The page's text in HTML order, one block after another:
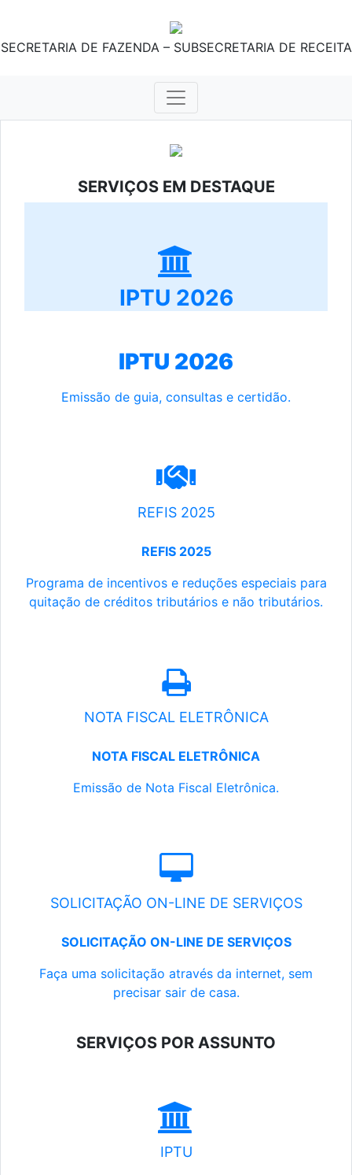
SECRETARIA DE FAZENDA – SUBSECRETARIA DE RECEITA
SERVIÇOS EM DESTAQUE
IPTU 2026
IPTU 2026
Emissão de guia, consultas e certidão.
REFIS 2025
REFIS 2025
Programa de incentivos e reduções especiais para
quitação de créditos tributários e não tributários.
NOTA FISCAL ELETRÔNICA
NOTA FISCAL ELETRÔNICA
Emissão de Nota Fiscal Eletrônica.
SOLICITAÇÃO ON-LINE DE SERVIÇOS
SOLICITAÇÃO ON-LINE DE SERVIÇOS
Faça uma solicitação através da internet, sem
precisar sair de casa.
SERVIÇOS POR ASSUNTO
IPTU